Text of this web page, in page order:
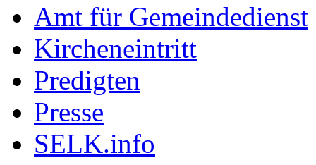
Amt für Gemeindedienst
Kircheneintritt
Predigten
Presse
SELK.info